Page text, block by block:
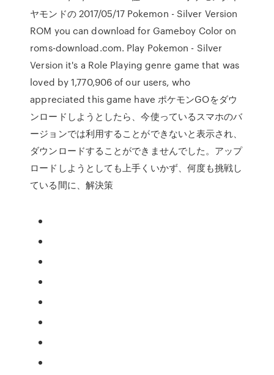
ヤモンドの 2017/05/17 Pokemon - Silver Version
ROM you can download for Gameboy Color on
roms-download.com. Play Pokemon - Silver
Version it's a Role Playing genre game that was
loved by 1,770,906 of our users, who
appreciated this game have ポケモンGOをダウ
ンロードしようとしたら、今使っているスマホのバ
ージョンでは利用することができないと表示され、
ダウンロードすることができませんでした。アップ
ロードしようとしても上手くいかず、何度も挑戦し
ている間に、解決策